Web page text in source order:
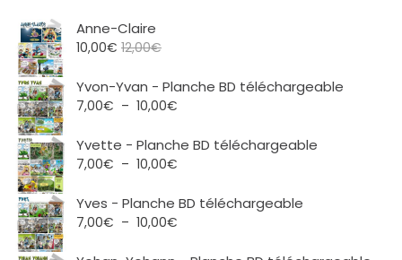
Anne-Claire
10,00€ 12,00€
Yvon-Yvan - Planche BD téléchargeable
7,00€ – 10,00€
prix :
10,00€
Yvette - Planche BD téléchargeable
7,00€ – 10,00€
prix :
Yves - Planche BD téléchargeable
7,00€ – 10,00€